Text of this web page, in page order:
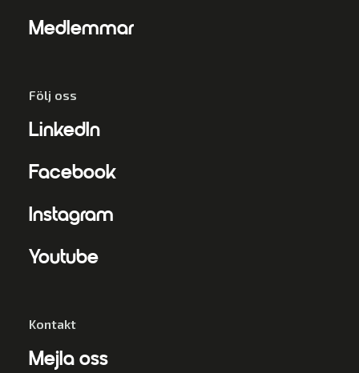
Medlemmar
Följ oss
LinkedIn
Facebook
Instagram
Youtube
Kontakt
Mejla oss